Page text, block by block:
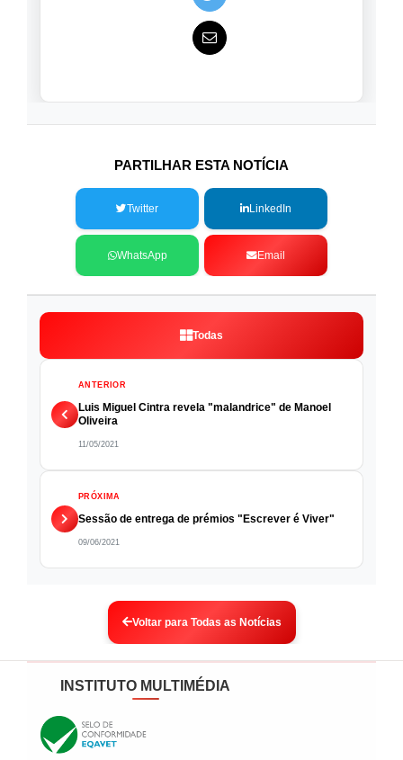
PARTILHAR ESTA NOTÍCIA
Twitter LinkedIn
WhatsApp Email
ANTERIOR
Luis Miguel Cintra revela "malandrice" de Manoel
Oliveira
11/05/2021
Todas
PRÓXIMA
Sessão de entrega de prémios "Escrever é Viver"
09/06/2021
Voltar para Todas as Notícias
INSTITUTO MULTIMÉDIA